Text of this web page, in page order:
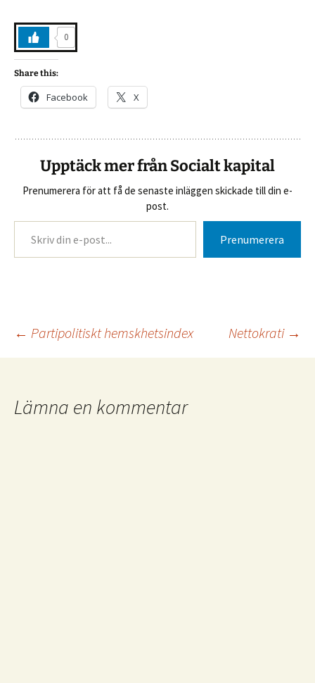
0
Share this:
Facebook X
Upptäck mer från Socialt kapital
Prenumerera för att få de senaste inläggen skickade till din e-
post.
Skriv din e-post...
Prenumerera
Inläggsnavigering
← Partipolitiskt hemskhetsindex Nettokrati →
Lämna en kommentar